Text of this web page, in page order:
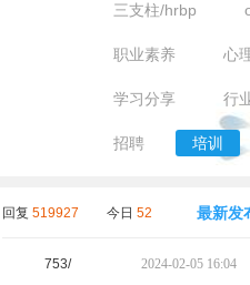
三支柱/hrbp
职业素养 心
学习分享 行
招聘 培训
回复 519927 今日 52 最新发
753/ 2024-02-05 16:04